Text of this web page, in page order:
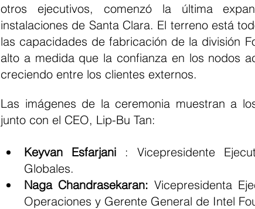
otros ejecutivos, comenzó la última
instalaciones de Santa Clara. El terreno está
las capacidades de fabricación de la división
alto a medida que la confianza en los nodos
creciendo entre los clientes externos.
Las imágenes de la ceremonia muestran a
junto con el CEO, Lip-Bu Tan:
Keyvan Esfarjani : Vicepresidente
Globales.
Naga Chandrasekaran: Vicepresidenta
Operaciones y Gerente General de Intel